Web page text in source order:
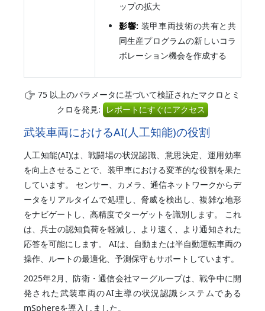
ップの拡大
影響: 装甲車両技術の共有と共
同生産プログラムの新しいコラ
ボレーション機会を作成する
75 以上のパラメータに基づいて検証されたマクロとミ
クロを発見: レポートにすぐにアクセス
武装車両におけるAI(人工知能)の役割
人工知能(AI)は、戦闘場の状況認識、意思決定、運用効率
を向上させることで、装甲車における変革的な役割を果た
しています。 センサー、カメラ、通信ネットワークからデ
ータをリアルタイムで処理し、脅威を検出し、複雑な地形
をナビゲートし、高精度でターゲットを識別します。 これ
は、兵士の認知負荷を軽減し、より速く、より通知された
応答を可能にします。 AIは、自動または半自動運転車両の
操作、ルートの最適化、予測保守もサポートしています。
2025年2月、防衛・通信会社マーグループは、戦争中に開
発された武装車両のAI主導の状況認識システムである
mSphereを導入しました。